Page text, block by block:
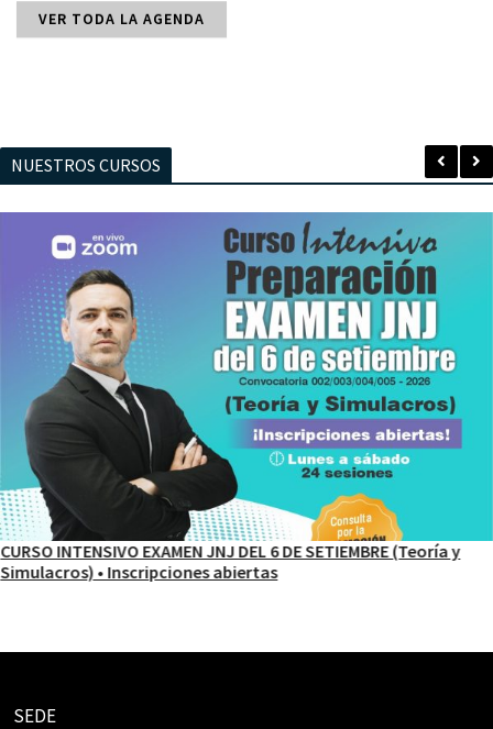
VER TODA LA AGENDA
NUESTROS CURSOS
CURSO INTENSIVO EXAMEN JNJ DEL 6 DE SETIEMBRE (Teoría y
Simulacros) • Inscripciones abiertas
SEDE